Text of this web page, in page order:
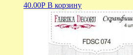
40.00Р В корзину